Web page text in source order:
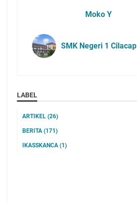
Moko Y
SMK Negeri 1 Cilacap
LABEL
ARTIKEL (26)
BERITA (171)
IKASSKANCA (1)